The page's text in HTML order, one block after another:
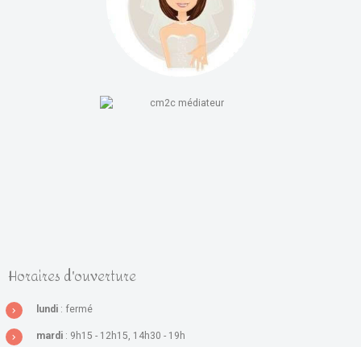
Horaires d'ouverture
lundi : fermé
mardi : 9h15 - 12h15, 14h30 - 19h